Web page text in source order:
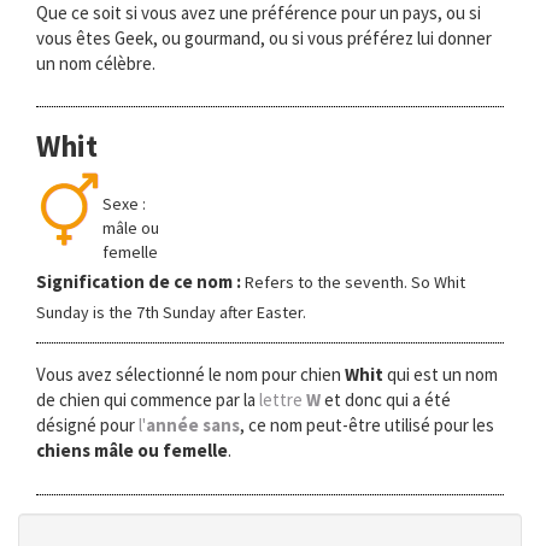
Que ce soit si vous avez une préférence pour un pays, ou si
vous êtes Geek, ou gourmand, ou si vous préférez lui donner
un nom célèbre.
Whit
Sexe :
mâle ou
femelle
Signification de ce nom :Refers to the seventh. So Whit
Sunday is the 7th Sunday after Easter.
Vous avez sélectionné le nom pour chien Whit qui est un nom
de chien qui commence par la lettre Wet donc qui a été
désigné pourl'année sans, ce nom peut-être utilisé pour les
chiens mâle ou femelle.